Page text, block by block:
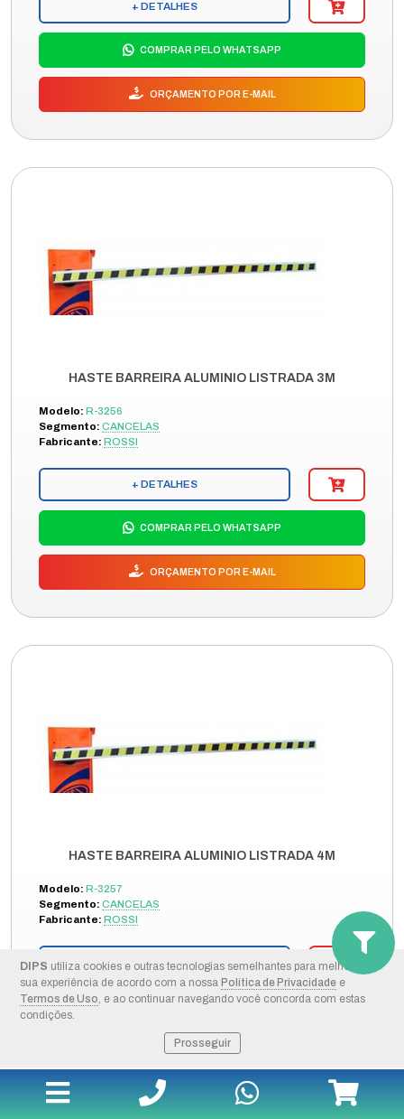
DIPS utiliza cookies e outras tecnologias semelhantes para melhorar a
sua experiência de acordo com a nossa Política de Privacidade e
Termos de Uso, e ao continuar navegando você concorda com estas
condições.
Prosseguir
+ DETALHES
COMPRAR PELO WHATSAPP
ORÇAMENTO POR E-MAIL
HASTE BARREIRA ALUMINIO LISTRADA 3M
Modelo: R-3256
Segmento: CANCELAS
Fabricante: ROSSI
+ DETALHES
COMPRAR PELO WHATSAPP
ORÇAMENTO POR E-MAIL
HASTE BARREIRA ALUMINIO LISTRADA 4M
Modelo: R-3257
Segmento: CANCELAS
Fabricante: ROSSI
+ DETALHES
COMPRAR PELO WHATSAPP
ORÇAMENTO POR E-MAIL